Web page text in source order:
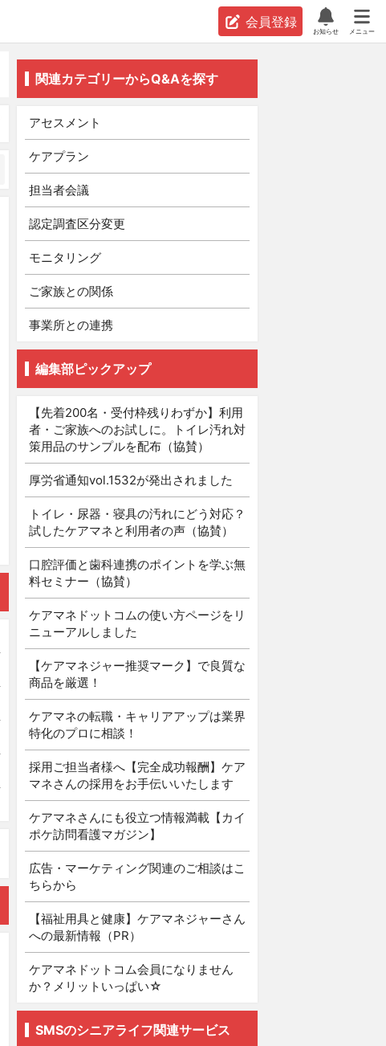
会員登録
お知らせ メニュー
関連カテゴリーからQ&Aを探す
アセスメント
ケアプラン
担当者会議
認定調査区分変更
モニタリング
ご家族との関係
事業所との連携
編集部ピックアップ
【先着200名・受付枠残りわずか】利用
者・ご家族へのお試しに。トイレ汚れ対
策用品のサンプルを配布（協賛）
厚労省通知vol.1532が発出されました
トイレ・尿器・寝具の汚れにどう対応？
試したケアマネと利用者の声（協賛）
口腔評価と歯科連携のポイントを学ぶ無
料セミナー（協賛）
ケアマネドットコムの使い方ページをリ
ニューアルしました
【ケアマネジャー推奨マーク】で良質な
商品を厳選！
ケアマネの転職・キャリアアップは業界
特化のプロに相談！
採用ご担当者様へ【完全成功報酬】ケア
マネさんの採用をお手伝いいたします
ケアマネさんにも役立つ情報満載【カイ
ポケ訪問看護マガジン】
広告・マーケティング関連のご相談はこ
ちらから
【福祉用具と健康】ケアマネジャーさん
への最新情報（PR）
ケアマネドットコム会員になりません
か？メリットいっぱい☆
SMSのシニアライフ関連サービス